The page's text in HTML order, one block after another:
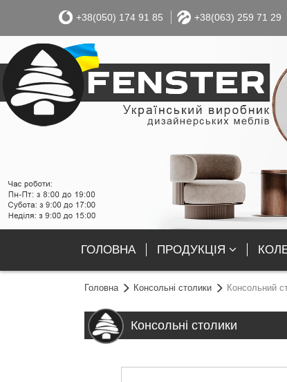
+38(050) 174 91 85 +38(063) 259 71 29
ГОЛОВНА ПРОДУКЦІЯ
Головна Консольні столики Консольний
Консольні столики